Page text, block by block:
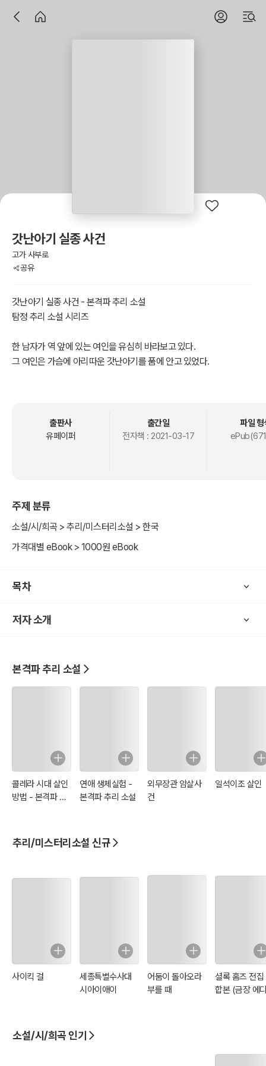
갓난아기 실종 사건
고가 사부로
공유
갓난아기 실종 사건 - 본격파 추리 소설
탐정 추리 소설 시리즈
한 남자가 역 앞에 있는 여인을 유심히 바라보고 있다.
그 여인은 가슴에 아리따운 갓난아기를 품에 안고 있었다.
고가 사부로는 탐정소설이 "괴기나 환상, SF" 등의 장르로 변질되는 것
특히, 고가 사부로는 '본격'이라는 용어를 최초로 사용한 인물이기도 하
다.
일본의 추리 소설을 대표하는 장르로 서양에서는 'puzzle story' 등으
여기서 본격(本格)의 의미는 "순수하게 수수께끼를 푸는 재미"를 말한
다. '에도가와 란포'의 괴기와 변태적 심리 작품으로 비판하며 대립각을
출판사
유페이퍼
출간일
전자책 : 2021-03-17
파일 형
주제 분류
소설/시/희곡 > 추리/미스터리소설 > 한국
가격대별 eBook > 1000원 eBook
목차
저자 소개
본격파 추리 소설
콜레라 시대 살인
방법 - 본격파 추
연애 생체실험 -
본격파 추리 소설
외무장관 암살사
건
일석이조 살인
추리/미스터리소설 신규
사이킥 걸
세종특별수사대
시아이애이
어둠이 돌아오라
부를 때
셜록 홈즈 전집
합본 (금장 에
소설/시/희곡 인기